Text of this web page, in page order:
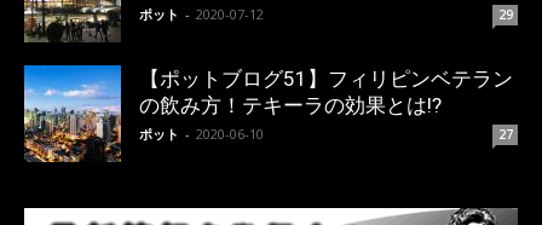
ポット - 2020-07-12 29
【ポットブログ51】フィリピンベテラン
の飲み方！テキーラの効果とは!?
ポット - 2020-06-10 27